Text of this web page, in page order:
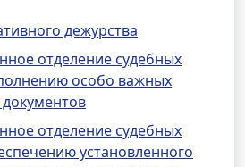
дежурства
отделение судебных
особо важных
отделение судебных
установленного